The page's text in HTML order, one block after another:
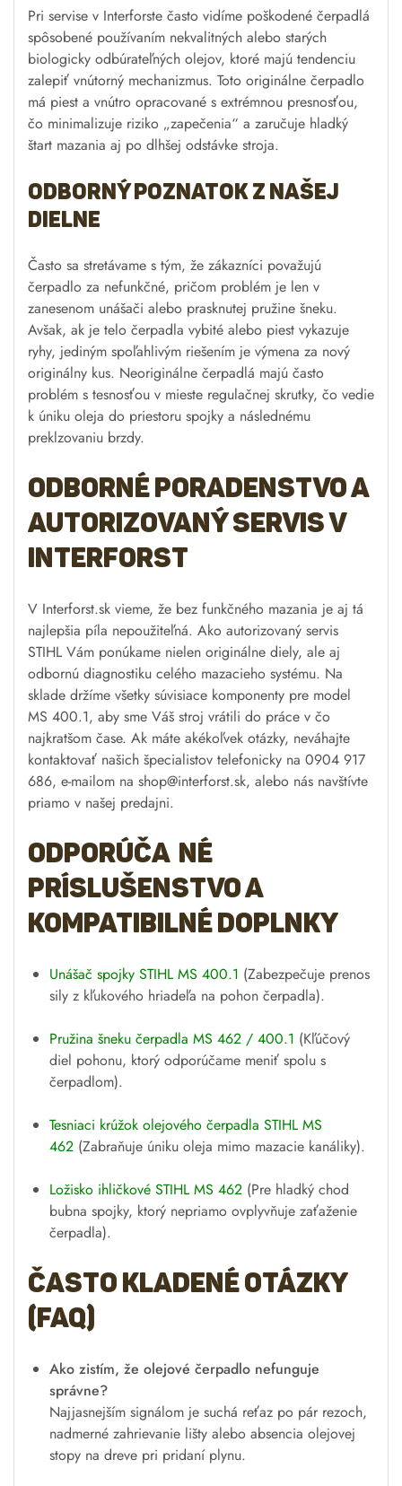
Pri servise v Interforste často vidíme poškodené čerpadlá
spôsobené používaním nekvalitných alebo starých
biologicky odbúrateľných olejov, ktoré majú tendenciu
zalepiť vnútorný mechanizmus. Toto originálne čerpadlo
má piest a vnútro opracované s extrémnou presnosťou,
čo minimalizuje riziko „zapečenia“ a zaručuje hladký
štart mazania aj po dlhšej odstávke stroja.
Odborný poznatok z našej
dielne
Často sa stretávame s tým, že zákazníci považujú
čerpadlo za nefunkčné, pričom problém je len v
zanesenom unášači alebo prasknutej pružine šneku.
Avšak, ak je telo čerpadla vybité alebo piest vykazuje
ryhy, jediným spoľahlivým riešením je výmena za nový
originálny kus. Neoriginálne čerpadlá majú často
problém s tesnosťou v mieste regulačnej skrutky, čo vedie
k úniku oleja do priestoru spojky a následnému
preklzovaniu brzdy.
Odborné poradenstvo a
autorizovaný servis v
Interforst
V Interforst.sk vieme, že bez funkčného mazania je aj tá
najlepšia píla nepoužiteľná. Ako autorizovaný servis
STIHL Vám ponúkame nielen originálne diely, ale aj
odbornú diagnostiku celého mazacieho systému. Na
sklade držíme všetky súvisiace komponenty pre model
MS 400.1, aby sme Váš stroj vrátili do práce v čo
najkratšom čase. Ak máte akékoľvek otázky, neváhajte
kontaktovať našich špecialistov telefonicky na 0904 917
686, e-mailom na shop@interforst.sk, alebo nás navštívte
priamo v našej predajni.
Odporúča né
príslušenstvo a
kompatibilné doplnky
Unášač spojky STIHL MS 400.1 (Zabezpečuje prenos
sily z kľukového hriadeľa na pohon čerpadla).
Pružina šneku čerpadla MS 462 / 400.1 (Kľúčový
diel pohonu, ktorý odporúčame meniť spolu s
čerpadlom).
Tesniaci krúžok olejového čerpadla STIHL MS
462 (Zabraňuje úniku oleja mimo mazacie kanáliky).
Ložisko ihličkové STIHL MS 462 (Pre hladký chod
bubna spojky, ktorý nepriamo ovplyvňuje zaťaženie
čerpadla).
Často kladené otázky
(FAQ)
Ako zistím, že olejové čerpadlo nefunguje
správne?
Najjasnejším signálom je suchá reťaz po pár rezoch,
nadmerné zahrievanie lišty alebo absencia olejovej
stopy na dreve pri pridaní plynu.